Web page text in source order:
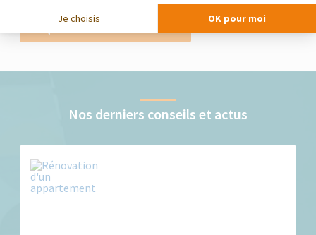
Nos derniers conseils et actus
Je choisis OK pour moi